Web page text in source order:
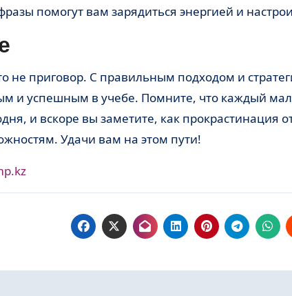
помогут вам зарядиться энергией и
и успешным в учебе. Помните, что каждый
и вскоре вы заметите, как прокрастинация
Удачи вам на этом пути!